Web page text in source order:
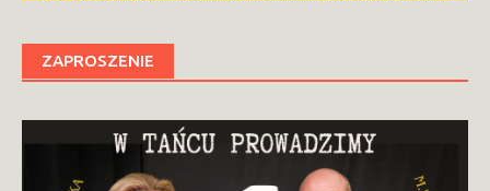
ZAPROSZENIE